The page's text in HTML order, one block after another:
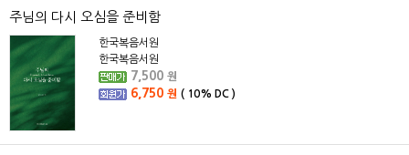
주님의 다시 오심을 준비함
한국복음서원
한국복음서원
7,500 원
6,750 원 ( 10% DC )